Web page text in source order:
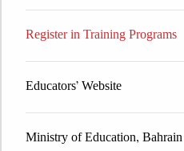
Register in Training Programs
Educators’ Website
Ministry of Education, Bahrain